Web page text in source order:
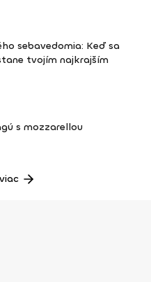
sebavedomia: Keď sa
tvojím najkrajším
s mozzarellou